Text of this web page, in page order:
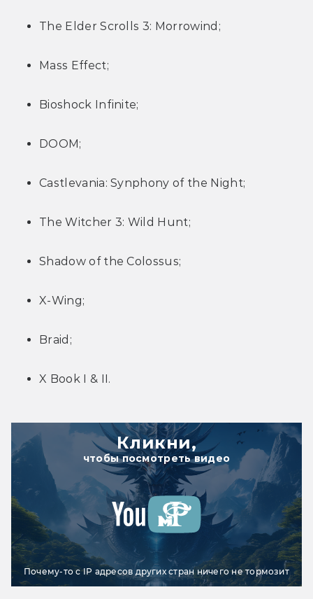
The Elder Scrolls 3: Morrowind;
Mass Effect;
Bioshock Infinite;
DOOM;
Castlevania: Synphony of the Night;
The Witcher 3: Wild Hunt;
Shadow of the Colossus;
X-Wing;
Braid;
X Book I & II.
Кликни,
чтобы посмотреть видео
Почему-то с IP адресов других стран ничего не тормозит